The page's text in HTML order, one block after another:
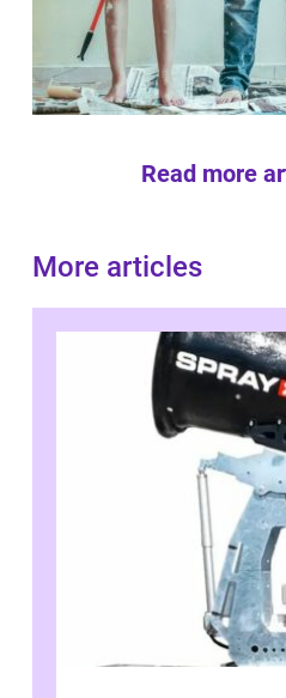
Read more
More articles